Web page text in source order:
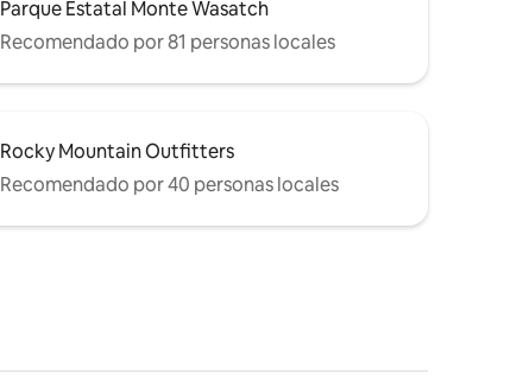
Parque Estatal Monte Wasatch
Recomendado por 81 personas locales
Rocky Mountain Outfitters
Recomendado por 40 personas locales